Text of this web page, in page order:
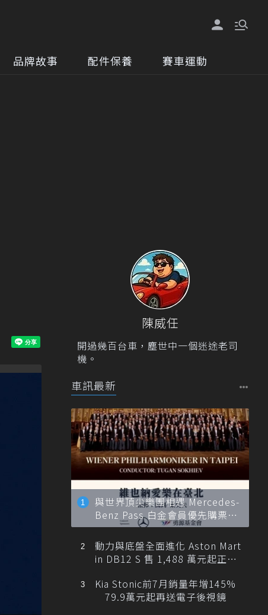
品牌故事 配件保養 賽車運動
陳威任
開過幾百台車，塵世中一個迷途老司
機。
車訊最新
與世界頂尖樂團相遇 Mercedes-
Benz Pass 白金會員優先購票維
也納愛樂
動力與底盤全面進化 Aston Mart
in DB12 S 售 1,488 萬元起正式
Kia Stonic前7月銷量年增145%
79.9萬元起再送電子後視鏡